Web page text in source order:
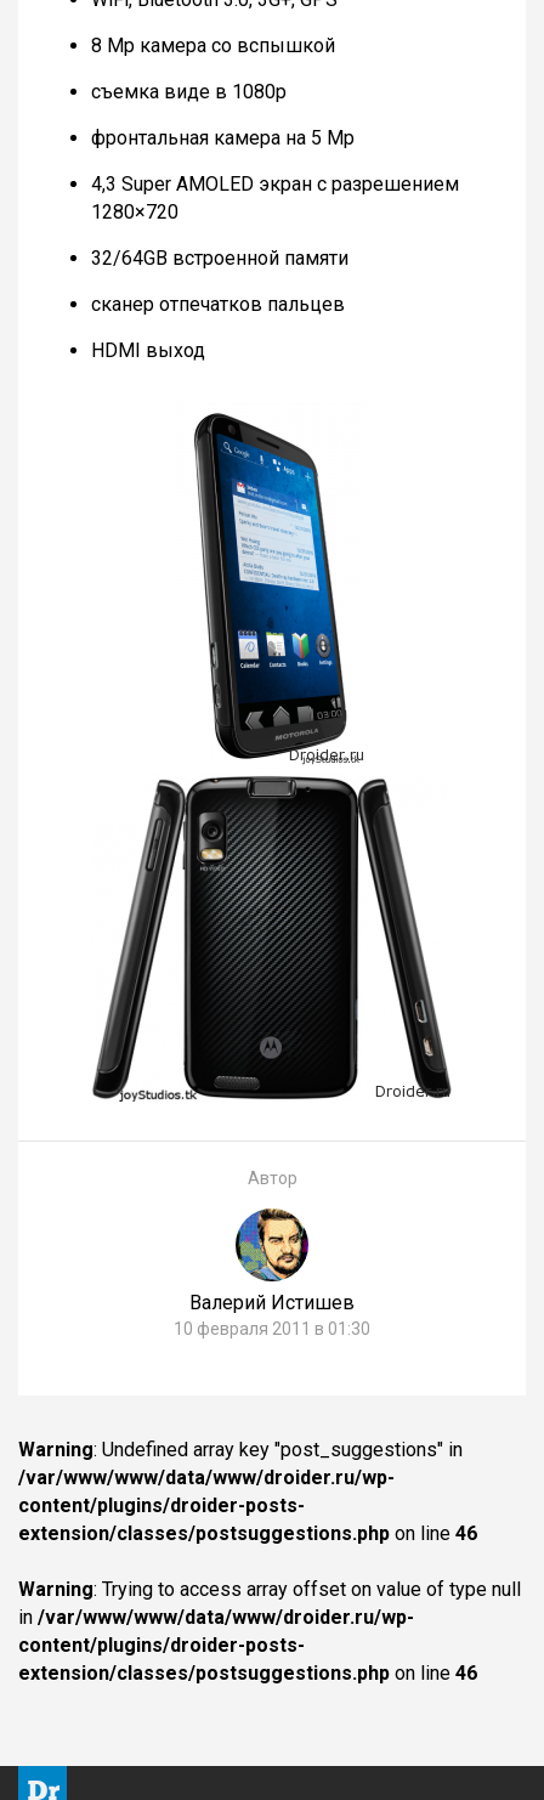
8 Mp камера со вспышкой
съемка виде в 1080p
фронтальная камера на 5 Mp
4,3 Super AMOLED экран с разрешением
1280×720
32/64GB встроенной памяти
сканер отпечатков пальцев
HDMI выход
Автор
Валерий Истишев
10 февраля 2011 в 01:30
Warning: Undefined array key "post_suggestions" in
/var/www/www/data/www/droider.ru/wp-
content/plugins/droider-posts-
extension/classes/postsuggestions.php on line 46
Warning: Trying to access array offset on value of type null
in /var/www/www/data/www/droider.ru/wp-
content/plugins/droider-posts-
extension/classes/postsuggestions.php on line 46